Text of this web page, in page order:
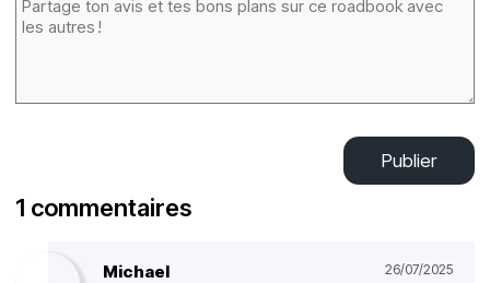
Publier
1 commentaires
Michael 26/07/2025